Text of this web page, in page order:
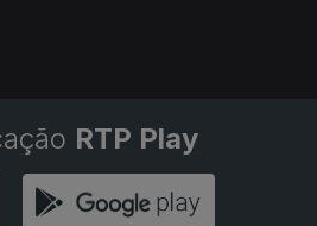
RTP Play